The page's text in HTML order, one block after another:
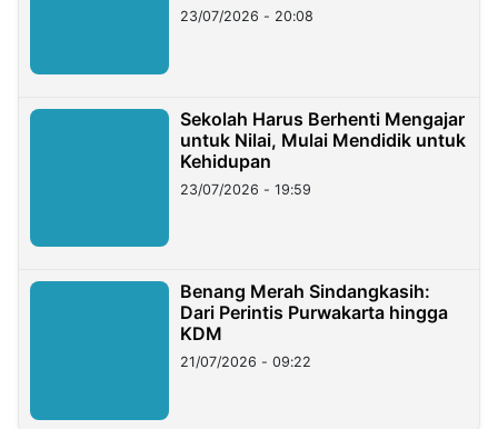
23/07/2026 - 20:08
Sekolah Harus Berhenti Mengajar
untuk Nilai, Mulai Mendidik untuk
Kehidupan
23/07/2026 - 19:59
Benang Merah Sindangkasih:
Dari Perintis Purwakarta hingga
KDM
21/07/2026 - 09:22